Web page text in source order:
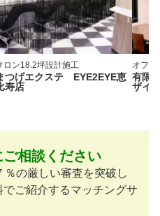
ロン18.2坪設計施工
つげエクステ EYE2EYE恵
寿店
オフィ
有限
ザイ
ご相談ください
の厳しい審査を突破し
ご紹介するマッチングサ